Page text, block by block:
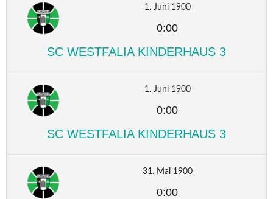
1. Juni 1900
0:00
SC WESTFALIA KINDERHAUS 3
1. Juni 1900
0:00
SC WESTFALIA KINDERHAUS 3
31. Mai 1900
0:00